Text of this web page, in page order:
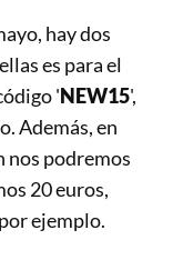
hay dos
es para el
'NEW15',
Además, en
nos podremos
20 euros,
ejemplo.